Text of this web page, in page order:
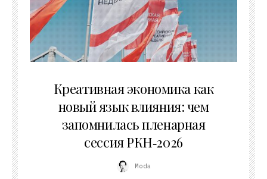
Креативная экономика как
новый язык влияния: чем
запомнилась пленарная
сессия РКН‑2026
Moda